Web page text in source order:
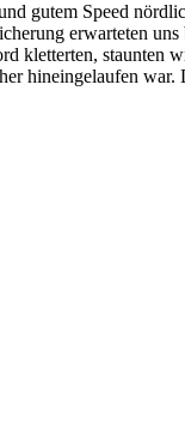
gutem Speed
erwarteten
kletterten, staunten
hineingelaufen